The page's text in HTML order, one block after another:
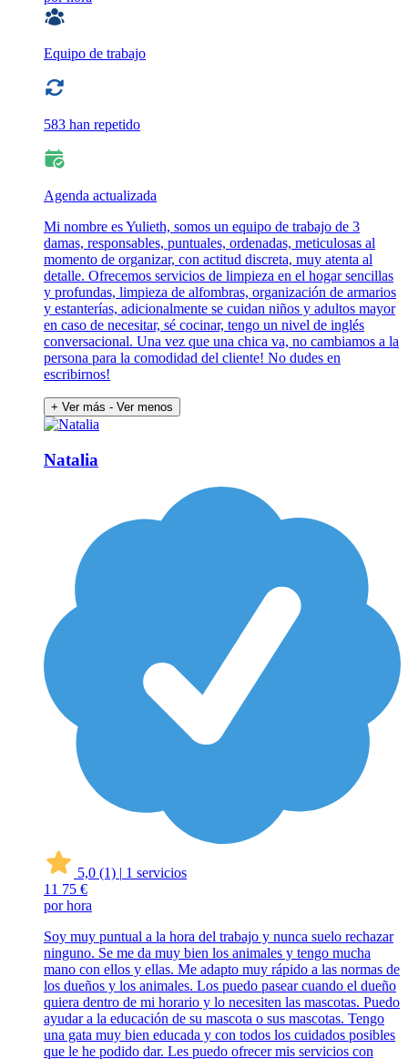
Equipo de trabajo
583 han repetido
Agenda actualizada
Mi nombre es Yulieth, somos un equipo de trabajo de 3
damas, responsables, puntuales, ordenadas, meticulosas al
momento de organizar, con actitud discreta, muy atenta al
detalle. Ofrecemos servicios de limpieza en el hogar sencillas
y profundas, limpieza de alfombras, organización de armarios
y estanterías, adicionalmente se cuidan niños y adultos mayor
en caso de necesitar, sé cocinar, tengo un nivel de inglés
conversacional. Una vez que una chica va, no cambiamos a la
persona para la comodidad del cliente! No dudes en
escribirnos!
+ Ver más - Ver menos
Natalia
5,0 (1) | 1 servicios
11 75 €
por hora
Soy muy puntual a la hora del trabajo y nunca suelo rechazar
ninguno. Se me da muy bien los animales y tengo mucha
mano con ellos y ellas. Me adapto muy rápido a las normas de
los dueños y los animales. Los puedo pasear cuando el dueño
quiera dentro de mi horario y lo necesiten las mascotas. Puedo
ayudar a la educación de su mascota o sus mascotas. Tengo
una gata muy bien educada y con todos los cuidados posibles
que le he podido dar. Les puedo ofrecer mis servicios con